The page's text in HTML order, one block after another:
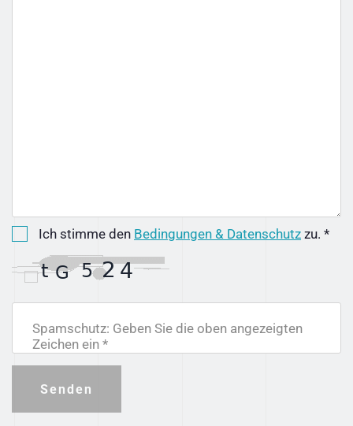
Ich stimme den Bedingungen & Datenschutz zu. *
Spamschutz: Geben Sie die oben angezeigten
Zeichen ein *
Senden